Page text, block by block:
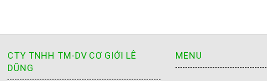
CTY TNHH TM-DV CƠ GIỚI LÊ
DŨNG
MENU